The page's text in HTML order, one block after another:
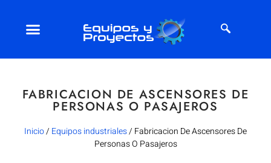
FABRICACION DE ASCENSORES DE
PERSONAS O PASAJEROS
Inicio/ Equipos industriales/ Fabricacion De Ascensores De
Personas O Pasajeros